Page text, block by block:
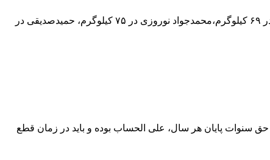
تیم استان عازم مسابقات بوکس قهرمانی کارگران کشور شد به گزارش برنا از قزوین، تیم بوکس کارگری استان با ترکیب، مهدی محمودی در ۶۹ کیلوگرم،محمدجواد نوروزی در ۷۵ کیلوگرم، حمیدصدیقی در
سنوات پایان هر سال، علی الحساب بوده و باید در زمان قطع